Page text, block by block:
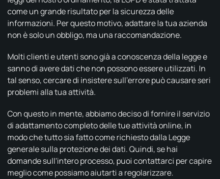
come un grande risultato per la sicurezza delle
informazioni. Per questo motivo, adattare la tua azienda
non è solo un obbligo, ma una raccomandazione.
Molti clienti e utenti sono già a conoscenza della legge e
sanno di avere dati che non possono essere utilizzati. In
tal senso, cercare di insistere sull'errore può causare seri
problemi alla tua attività.
Con questo in mente, abbiamo deciso di fornire il servizio
di adattamento completo delle tue attività online, in
modo che tutto sia fatto come richiesto dalla Legge
generale sulla protezione dei dati. Quindi, se hai
domande sull'intero processo, puoi contattarci per capire
meglio come possiamo aiutarti a regolarizzare.